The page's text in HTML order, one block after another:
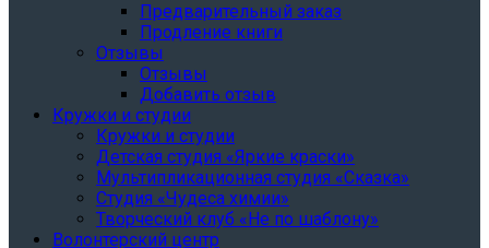
Предварительный заказ
Продление книги
Отзывы
Отзывы
Добавить отзыв
Кружки и студии
Кружки и студии
Детская студия «Яркие краски»
Мультипликационная студия «Сказка»
Студия «Чудеса химии»
Творческий клуб «Не по шаблону»
Волонтерский центр